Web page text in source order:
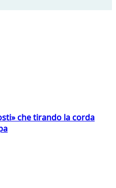
che tirando la corda